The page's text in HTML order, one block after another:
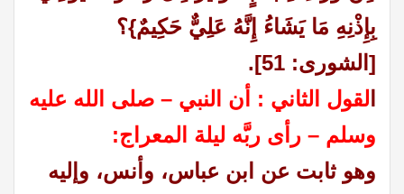
بِإِذْنِهِ مَا يَشَاءُ إِنَّهُ عَلِيٌّ حَكِيمٌ}؟
[الشورى: 51].
لقول الثاني : أن النبي – صلى الله عليه
وسلم – رأى ربَّه ليلة المعراج:
وهو ثابت عن ابن عباس، وأنس، وإليه